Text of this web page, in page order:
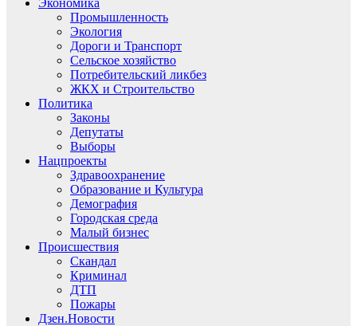
Экономика
Промышленность
Экология
Дороги и Транспорт
Сельское хозяйство
Потребительский ликбез
ЖКХ и Строительство
Политика
Законы
Депутаты
Выборы
Нацпроекты
Здравоохранение
Образование и Культура
Демография
Городская среда
Малый бизнес
Происшествия
Скандал
Криминал
ДТП
Пожары
Дзен.Новости